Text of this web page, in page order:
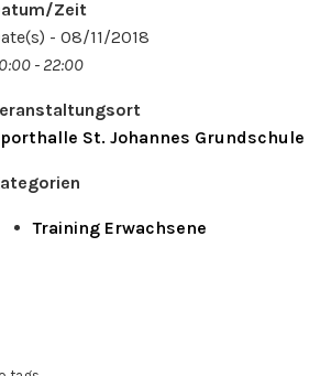
Zeit
- 08/11/2018
- 22:00
St. Johannes Grundschule
Training Erwachsene